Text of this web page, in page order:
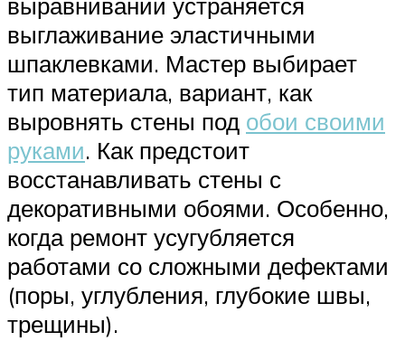
выглаживание эластичными
шпаклевками. Мастер выбирает
тип материала, вариант, как
выровнять стены под обои своими
руками. Как предстоит
восстанавливать стены с
декоративными обоями. Особенно,
когда ремонт усугубляется
работами со сложными дефектами
(поры, углубления, глубокие швы,
трещины).